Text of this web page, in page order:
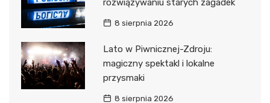
8 sierpnia 2026
Lato w Piwnicznej-Zdroju:
magiczny spektakl i lokalne
przysmaki
8 sierpnia 2026